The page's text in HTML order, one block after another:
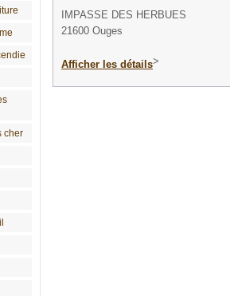
cher
IMPASSE DES HERBUES
21600 Ouges
Afficher les détails>